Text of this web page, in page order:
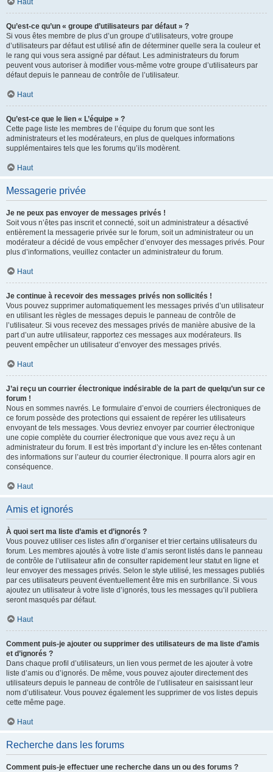
Haut
Qu’est-ce qu’un « groupe d’utilisateurs par défaut » ?
Si vous êtes membre de plus d’un groupe d’utilisateurs, votre groupe
d’utilisateurs par défaut est utilisé afin de déterminer quelle sera la couleur et
le rang qui vous sera assigné par défaut. Les administrateurs du forum
peuvent vous autoriser à modifier vous-même votre groupe d’utilisateurs par
défaut depuis le panneau de contrôle de l’utilisateur.
Haut
Qu’est-ce que le lien « L’équipe » ?
Cette page liste les membres de l’équipe du forum que sont les
administrateurs et les modérateurs, en plus de quelques informations
supplémentaires tels que les forums qu’ils modèrent.
Haut
Messagerie privée
Je ne peux pas envoyer de messages privés !
Soit vous n’êtes pas inscrit et connecté, soit un administrateur a désactivé
entièrement la messagerie privée sur le forum, soit un administrateur ou un
modérateur a décidé de vous empêcher d’envoyer des messages privés. Pour
plus d’informations, veuillez contacter un administrateur du forum.
Haut
Je continue à recevoir des messages privés non sollicités !
Vous pouvez supprimer automatiquement les messages privés d’un utilisateur
en utilisant les règles de messages depuis le panneau de contrôle de
l’utilisateur. Si vous recevez des messages privés de manière abusive de la
part d’un autre utilisateur, rapportez ces messages aux modérateurs. Ils
peuvent empêcher un utilisateur d’envoyer des messages privés.
Haut
J’ai reçu un courrier électronique indésirable de la part de quelqu’un sur ce
forum !
Nous en sommes navrés. Le formulaire d’envoi de courriers électroniques de
ce forum possède des protections qui essaient de repérer les utilisateurs
envoyant de tels messages. Vous devriez envoyer par courrier électronique
une copie complète du courrier électronique que vous avez reçu à un
administrateur du forum. Il est très important d’y inclure les en-têtes contenant
des informations sur l’auteur du courrier électronique. Il pourra alors agir en
conséquence.
Haut
Amis et ignorés
À quoi sert ma liste d’amis et d’ignorés ?
Vous pouvez utiliser ces listes afin d’organiser et trier certains utilisateurs du
forum. Les membres ajoutés à votre liste d’amis seront listés dans le panneau
de contrôle de l’utilisateur afin de consulter rapidement leur statut en ligne et
leur envoyer des messages privés. Selon le style utilisé, les messages publiés
par ces utilisateurs peuvent éventuellement être mis en surbrillance. Si vous
ajoutez un utilisateur à votre liste d’ignorés, tous les messages qu’il publiera
seront masqués par défaut.
Haut
Comment puis-je ajouter ou supprimer des utilisateurs de ma liste d’amis
et d’ignorés ?
Dans chaque profil d’utilisateurs, un lien vous permet de les ajouter à votre
liste d’amis ou d’ignorés. De même, vous pouvez ajouter directement des
utilisateurs depuis le panneau de contrôle de l’utilisateur en saisissant leur
nom d’utilisateur. Vous pouvez également les supprimer de vos listes depuis
cette même page.
Haut
Recherche dans les forums
Comment puis-je effectuer une recherche dans un ou des forums ?